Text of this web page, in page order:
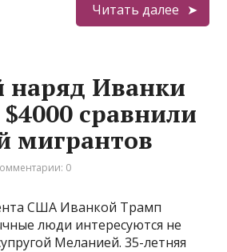
Читать далее
наряд Иванки
сравнили
мигрантов
0
США Иванкой Трамп
люди интересуются не
Меланией. 35-летняя